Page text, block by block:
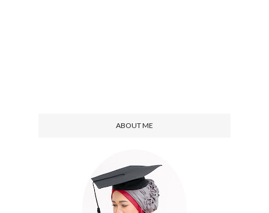
ABOUT ME